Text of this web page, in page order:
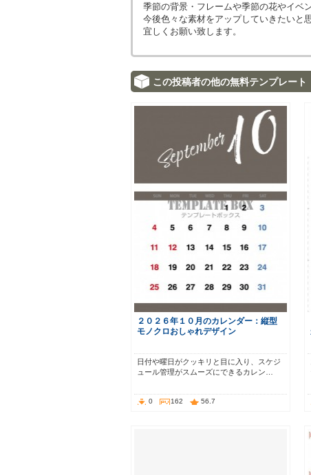
季節の背景・フレームや季節の花やイベ
今後色々な素材をアップしていきたいと
宜しくお願い致します。
この投稿者の他の無料テンプレート
２０２６年１０月のカレンダー：縦型
モノクロおしゃれデザイン
日付や曜日がクッキリと目に入り、スケジ
ュール管理がスムーズにできるカレン…
0 162 56.7